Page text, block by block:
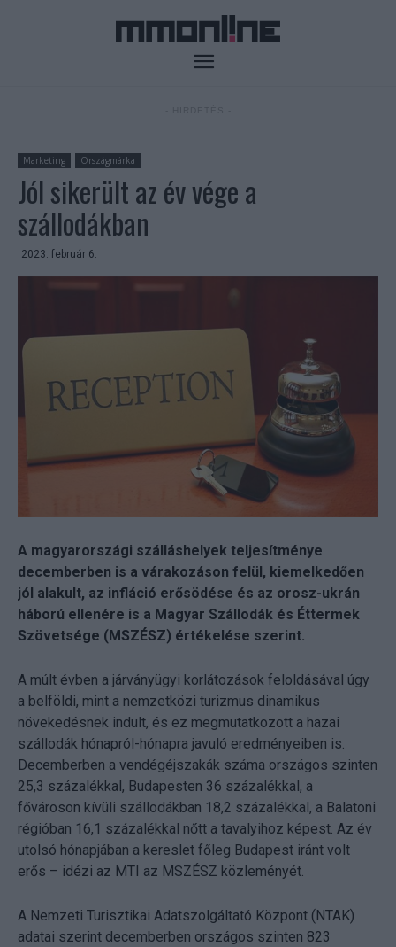
Marketing Országmárka
Jól sikerült az év vége a
szállodákban
2023. február 6.
A magyarországi szálláshelyek teljesítménye
decemberben is a várakozáson felül, kiemelkedően
jól alakult, az infláció erősödése és az orosz-ukrán
háború ellenére is a Magyar Szállodák és Éttermek
Szövetsége (MSZÉSZ) értékelése szerint.
A múlt évben a járványügyi korlátozások feloldásával úgy
a belföldi, mint a nemzetközi turizmus dinamikus
növekedésnek indult, és ez megmutatkozott a hazai
szállodák hónapról-hónapra javuló eredményeiben is.
Decemberben a vendégéjszakák száma országos szinten
25,3 százalékkal, Budapesten 36 százalékkal, a
fővároson kívüli szállodákban 18,2 százalékkal, a Balatoni
régióban 16,1 százalékkal nőtt a tavalyihoz képest. Az év
utolsó hónapjában a kereslet főleg Budapest iránt volt
erős – idézi az MTI az MSZÉSZ közleményét.
A Nemzeti Turisztikai Adatszolgáltató Központ (NTAK)
adatai szerint decemberben országos szinten 823